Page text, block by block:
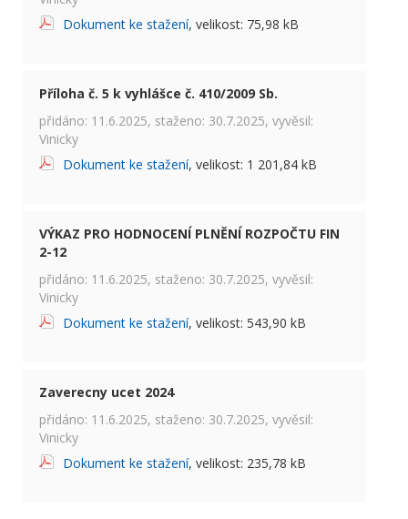
Dokument ke stažení, velikost: 75,98 kB
Příloha č. 5 k vyhlášce č. 410/2009 Sb.
přidáno: 11.6.2025, staženo: 30.7.2025, vyvěsil:
Vinicky
Dokument ke stažení, velikost: 1 201,84 kB
VÝKAZ PRO HODNOCENÍ PLNĚNÍ ROZPOČTU FIN
2-12
přidáno: 11.6.2025, staženo: 30.7.2025, vyvěsil:
Vinicky
Dokument ke stažení, velikost: 543,90 kB
Zaverecny ucet 2024
přidáno: 11.6.2025, staženo: 30.7.2025, vyvěsil:
Vinicky
Dokument ke stažení, velikost: 235,78 kB